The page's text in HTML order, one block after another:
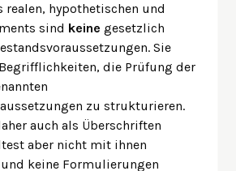
realen, hypothetischen und
sind keine gesetzlich
Sie
die Prüfung der
zu strukturieren.
auch als Überschriften
aber nicht mit ihnen
keine Formulierungen